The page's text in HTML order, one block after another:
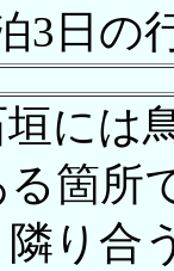
3日の
垣には
る箇所
隣り合